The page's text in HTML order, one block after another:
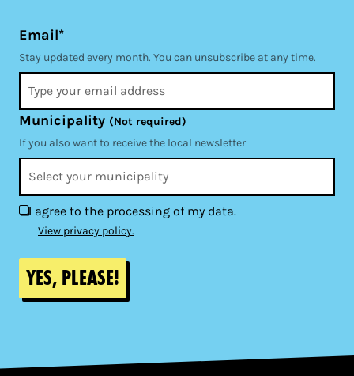
Email*
Stay updated every month. You can unsubscribe at any time.
Municipality (Not required)
If you also want to receive the local newsletter
I agree to the processing of my data.
View privacy policy.
Yes, please!